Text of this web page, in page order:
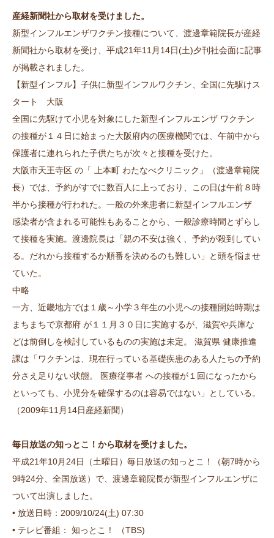
産経新聞社から取材を受けました。
新型インフルエンザワクチン接種について、渡邊章範院長が産経
新聞社から取材を受け、平成21年11月14日(土)夕刊社会面に記事
が掲載されました。
【新型インフル】子供に新型インフルワクチン、全国に先駆けス
タート 大阪
全国に先駆けて小児を対象にした新型インフルエンザ ワクチン
の接種が１４日に始まった大阪府内の医療機関では、午前中から
保護者に連れられた子供たちが次々と接種を受けた。
大阪市天王寺区 の「 上本町 わたなべクリニック」（渡邊章範院
長）では、予約がすでに数百人に上っており、この日は午前８時
半から接種が行われた。一般の外来患者に新型インフルエンザ
感染者が含まれる可能性もあることから、一般診療時間とずらし
て接種を実施。渡邊院長は「親の不安は強く、予約が殺到してい
る。だれから接種するか順番を決めるのも難しい」と頭を悩ませ
ていた。
中略
一方、近畿地方では１歳～小学３年生の小児への接種開始時期は
まちまちで京都府 が１１月３０日に実施するが、滋賀や兵庫な
どは前倒しを検討しているものの実施は未定。 滋賀県 健康推進
課は「ワクチンは、現在行っている基礎疾患のある人たちの予約
分さえ足りない状態。 医療従事者 への接種が１回になったから
といっても、小児分を確保するのは容易ではない」としている。
（2009年11月14日産経新聞）
毎日放送の知っとこ！から取材を受けました。
平成21年10月24日（土曜日）毎日放送の知っとこ！（朝7時から
9時24分、全国放送）で、渡邊章範院長が新型インフルエンザに
ついて出演しました。
• 放送日時：2009/10/24(土) 07:30
• テレビ番組： 知っとこ！ （TBS)